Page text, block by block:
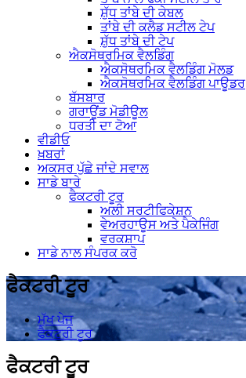
ਸ਼ੁੱਧ ਤਾਂਬੇ ਦੀ ਕੇਬਲ
ਤਾਂਬੇ ਦੀ ਕਲੈਡ ਸਟੀਲ ਟੇਪ
ਸ਼ੁੱਧ ਤਾਂਬੇ ਦੀ ਟੇਪ
ਐਕਸੋਥਰਮਿਕ ਵੈਲਡਿੰਗ
ਐਕਸੋਥਰਮਿਕ ਵੈਲਡਿੰਗ ਮੋਲਡ
ਐਕਸੋਥਰਮਿਕ ਵੈਲਡਿੰਗ ਪਾਊਡਰ
ਬੱਸਬਾਰ
ਗਰਾਊਂਡ ਮੋਡੀਊਲ
ਧਰਤੀ ਦਾ ਟੋਆ
ਵੀਡੀਓ
ਖ਼ਬਰਾਂ
ਅਕਸਰ ਪੁੱਛੇ ਜਾਂਦੇ ਸਵਾਲ
ਸਾਡੇ ਬਾਰੇ
ਫੈਕਟਰੀ ਟੂਰ
ਅਲੀ ਸਰਟੀਫਿਕੇਸ਼ਨ
ਵੇਅਰਹਾਊਸ ਅਤੇ ਪੈਕੇਜਿੰਗ
ਵਰਕਸ਼ਾਪ
ਸਾਡੇ ਨਾਲ ਸੰਪਰਕ ਕਰੋ
ਫੈਕਟਰੀ ਟੂਰ
ਮੁੱਖ ਪੇਜ
ਫੈਕਟਰੀ ਟੂਰ
ਫੈਕਟਰੀ ਟੂਰ